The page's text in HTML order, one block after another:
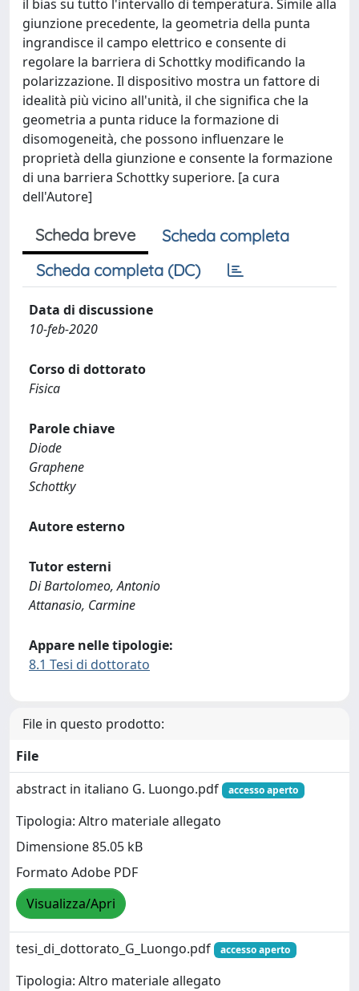
il bias su tutto l'intervallo di temperatura. Simile alla
giunzione precedente, la geometria della punta
ingrandisce il campo elettrico e consente di
regolare la barriera di Schottky modificando la
polarizzazione. Il dispositivo mostra un fattore di
idealità più vicino all'unità, il che significa che la
geometria a punta riduce la formazione di
disomogeneità, che possono influenzare le
proprietà della giunzione e consente la formazione
di una barriera Schottky superiore. [a cura
dell'Autore]
Scheda breve
Scheda completa
Scheda completa (DC)
Data di discussione
10-feb-2020
Corso di dottorato
Fisica
Parole chiave
Diode
Graphene
Schottky
Autore esterno
Tutor esterni
Di Bartolomeo, Antonio
Attanasio, Carmine
Appare nelle tipologie:
8.1 Tesi di dottorato
File in questo prodotto:
File
abstract in italiano G. Luongo.pdf
accesso aperto
Tipologia: Altro materiale allegato
Dimensione 85.05 kB
Formato Adobe PDF
Visualizza/Apri
tesi_di_dottorato_G_Luongo.pdf accesso aperto
Tipologia: Altro materiale allegato